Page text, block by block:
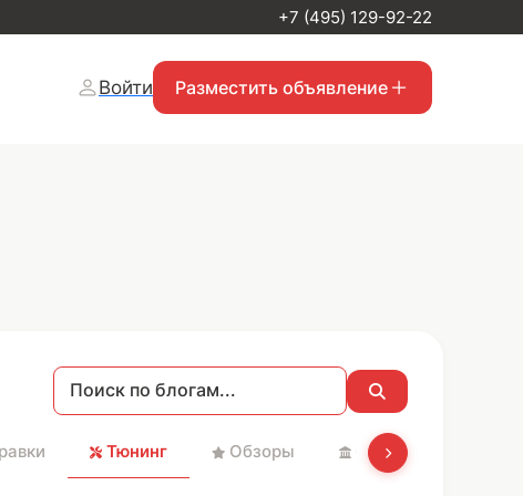
+7 (495) 129-92-22
Войти Разместить объявление
Тюнинг Обзоры Святые места и